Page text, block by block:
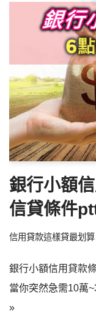
銀行小額
信貸條件
信用貸款這樣貸最划算
銀行小額信用貸款
當你突然急需10萬
»